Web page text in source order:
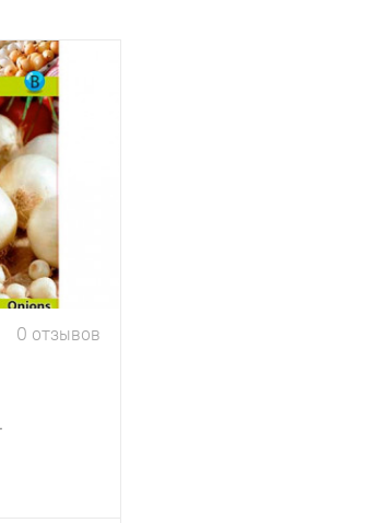
0 отзывов
в
свежем виде
10 х 25 см
место
(90-
120 дней)
4 - 8 кг/м2